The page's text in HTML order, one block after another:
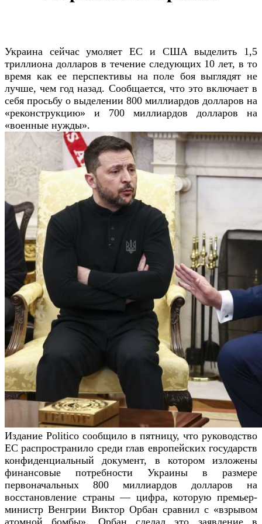
Украина сейчас умоляет ЕС и США выделить 1,5
триллиона долларов в течение следующих 10 лет, в то
время как ее перспективы на поле боя выглядят не
лучше, чем год назад. Сообщается, что это включает в
себя просьбу о выделении 800 миллиардов долларов на
«реконструкцию» и 700 миллиардов долларов на
«военные нужды».
Издание Politico сообщило в пятницу, что руководство
ЕС распространило среди глав европейских государств
конфиденциальный документ, в котором изложены
финансовые потребности Украины в размере
первоначальных 800 миллиардов долларов на
восстановление страны — цифра, которую премьер-
министр Венгрии Виктор Орбан сравнил с «взрывом
атомной бомбы». Орбан сделал это заявление в